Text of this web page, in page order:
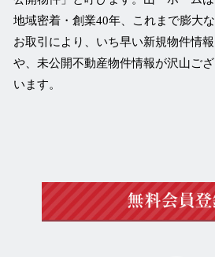
地域密着・創業40年、これまで膨大な
お取引により、いち早い新規物件情報
や、未公開不動産物件情報が沢山ござ
います。